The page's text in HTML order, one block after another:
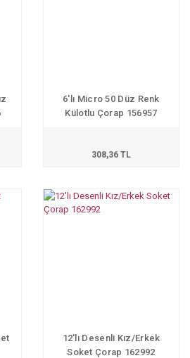
6'lı Micro 50 Düz Renk
Külotlu Çorap 156957
308,36 TL
12'lı Desenli Kız/Erkek
Soket Çorap 162992